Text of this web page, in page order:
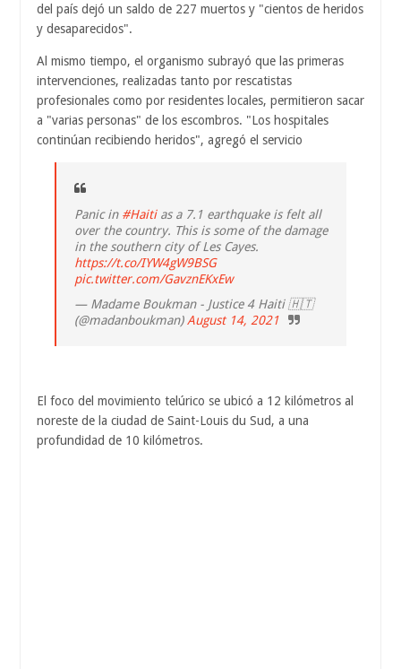
del país dejó un saldo de 227 muertos y "cientos de heridos
y desaparecidos".
Al mismo tiempo, el organismo subrayó que las primeras
intervenciones, realizadas tanto por rescatistas
profesionales como por residentes locales, permitieron sacar
a "varias personas" de los escombros. "Los hospitales
continúan recibiendo heridos", agregó el servicio
Panic in #Haitias a 7.1 earthquake is felt all
over the country. This is some of the damage
in the southern city of Les Cayes.
https://t.co/IYW4gW9BSG
pic.twitter.com/GavznEKxEw
— Madame Boukman - Justice 4 Haiti 🇭🇹
(@madanboukman)August 14, 2021
El foco del movimiento telúrico se ubicó a 12 kilómetros al
noreste de la ciudad de Saint-Louis du Sud, a una
profundidad de 10 kilómetros.